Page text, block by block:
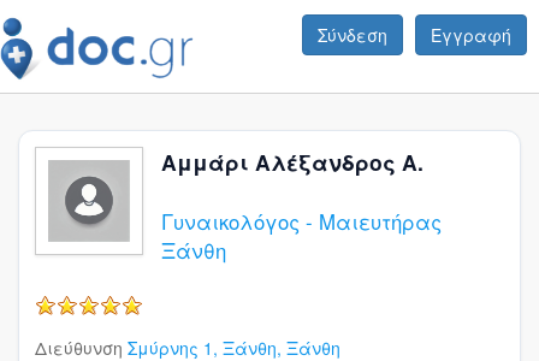
Σύνδεση Εγγραφή
Αμμάρι Αλέξανδρος Α.
Γυναικολόγος - Μαιευτήρας
Ξάνθη
Διεύθυνση Σμύρνης 1, Ξάνθη, Ξάνθη